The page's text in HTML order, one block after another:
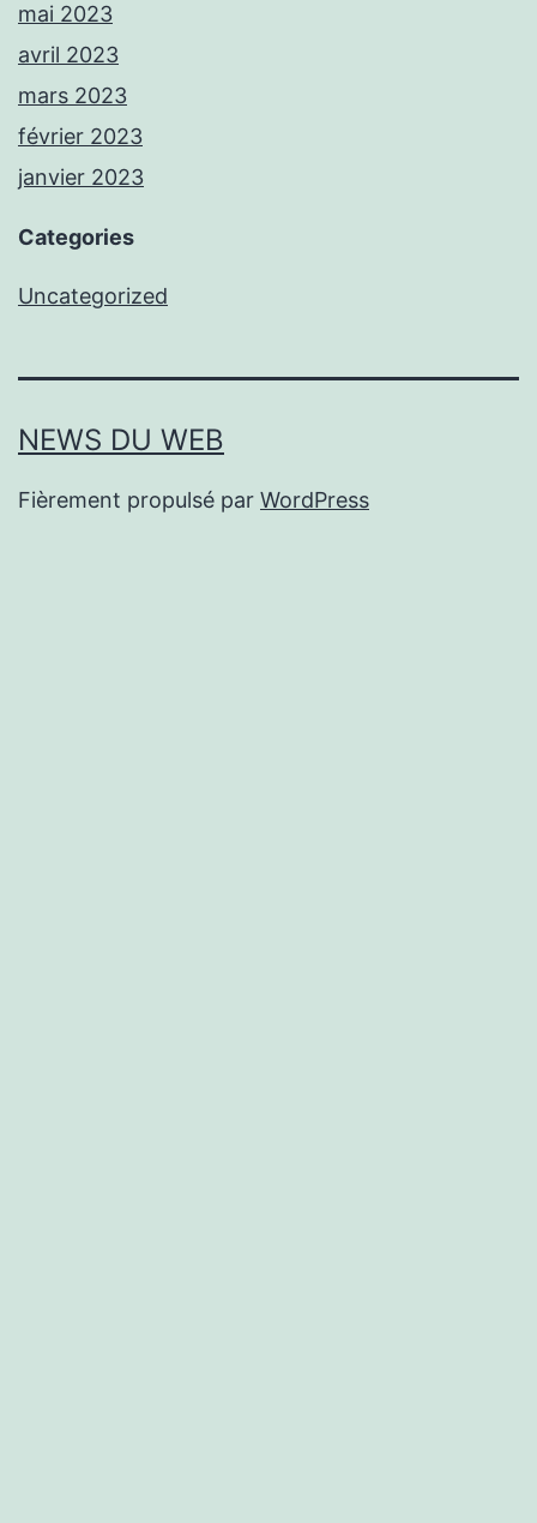
mai 2023
avril 2023
mars 2023
février 2023
janvier 2023
Categories
Uncategorized
NEWS DU WEB
Fièrement propulsé par WordPress